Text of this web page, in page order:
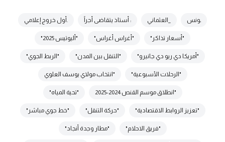
ـونس _العثماني : أستاذ يتقاضى أجراً .أول خروج إعلامي
"أسعار تذاكر" "أغراس أغراس" "أليوتيس 2025"
"أمريكا دي ريو دي جانيرو" "التنقل بين المدن" "الربط الجوي"
"الرحلات الأسبوعية" "انتخاب مولاي يوسف العلوي
"انطلاق موسم القنص 2024-2025 "تحية المياه"
"تعزيز الروابط الاقتصادية" "حركة التنقل" "خط جوي مباشر"
"فريق الاحلام" "مطار وجدة أنجاد"